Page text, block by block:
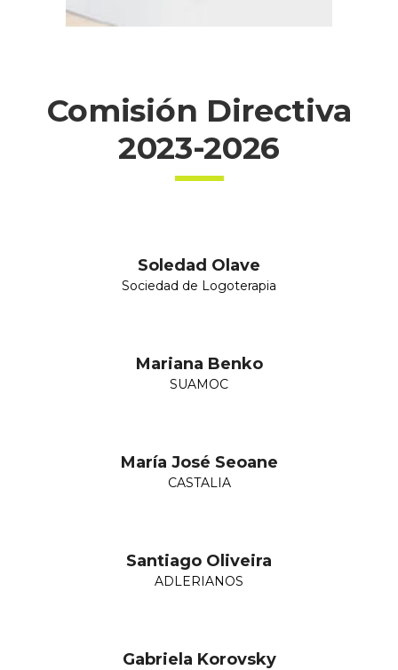
Comisión Directiva
2023-2026
Soledad Olave
Sociedad de Logoterapia
Mariana Benko
SUAMOC
María José Seoane
CASTALIA
Santiago Oliveira
ADLERIANOS
Gabriela Korovsky